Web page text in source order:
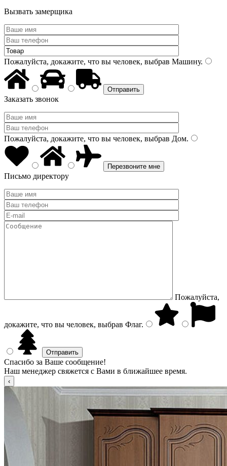
Вызвать замерщика
Пожалуйста, докажите, что вы человек, выбрав Машину.
Заказать звонок
Пожалуйста, докажите, что вы человек, выбрав Дом.
Письмо директору
Пожалуйста,
докажите, что вы человек, выбрав Флаг.
Спасибо за Ваше сообщение!
Наш менеджер свяжется с Вами в ближайшее время.